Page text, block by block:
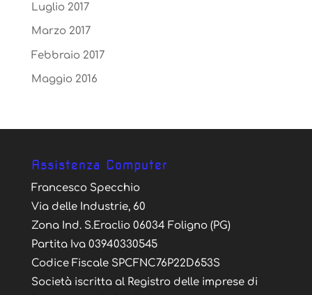
Luglio 2017
Marzo 2017
Febbraio 2017
Maggio 2016
Assistenza Computer
Francesco Specchio
Via delle Industrie, 60
Zona Ind. S.Eraclio 06034 Foligno (PG)
Partita Iva 03940330545
Codice Fiscale SPCFNC76P22D653S
Società iscritta al Registro delle imprese di